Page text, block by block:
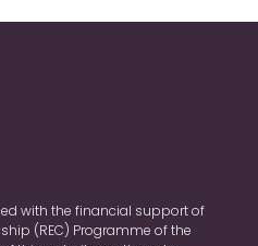
with the financial support of
(REC) Programme of the